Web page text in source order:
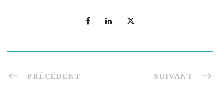
PRÉCÉDENT SUIVANT